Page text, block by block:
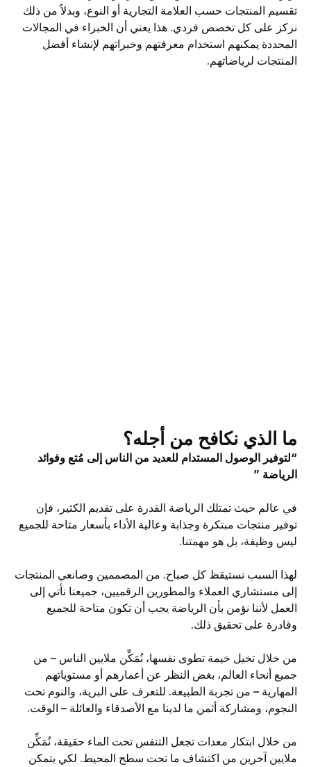
تقسيم المنتجات حسب العلامة التجارية أو النوع، وبدلاً من ذلك
نركز على كل تخصص فردي. هذا يعني أن الخبراء في المجالات
المحددة يمكنهم استخدام معرفتهم وخبراتهم لإنشاء أفضل
المنتجات لرياضاتهم.
ما الذي نكافح من أجله؟
“لتوفير الوصول المستدام للعديد من الناس إلى مُتع وفوائد
الرياضة ”
في عالم حيث تمتلك الرياضة القدرة على تقديم الكثير، فإن
توفير منتجات مبتكرة وجذابة وعالية الأداء بأسعار متاحة للجميع
ليس وظيفة، بل هو مهمتنا.
لهذا السبب نستيقظ كل صباح. من المصممين وصانعي المنتجات
إلى مستشاري العملاء والمطورين الرقميين، جميعنا نأتي إلى
العمل لأننا نؤمن بأن الرياضة يجب أن تكون متاحة للجميع
وقادرة على تحقيق ذلك.
من خلال تخيل خيمة تطوى نفسها، نُمَكِّن ملايين الناس – من
جميع أنحاء العالم، بغض النظر عن أعمارهم أو مستوياتهم
المهارية – من تجربة الطبيعة. للتعرف على البرية، والنوم تحت
النجوم، ومشاركة أثمن ما لدينا مع الأصدقاء والعائلة – الوقت.
من خلال ابتكار معدات تجعل التنفس تحت الماء حقيقة، نُمَكِّن
ملايين آخرين من اكتشاف ما تحت سطح المحيط. لكي يتمكن